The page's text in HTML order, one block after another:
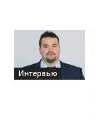
Интервью